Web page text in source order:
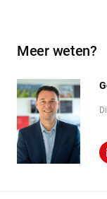
Meer weten?